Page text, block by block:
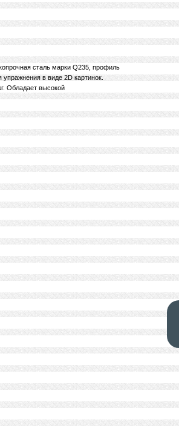
сталь марки Q235, профиль
в виде 2D картинок.
Обладает высокой